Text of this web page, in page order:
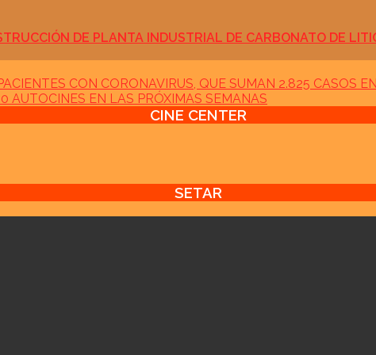
DE PLANTA INDUSTRIAL DE CARBONATO DE
CON CORONAVIRUS, QUE SUMAN 2.825 CASOS
AUTOCINES EN LAS PRÓXIMAS SEMANAS
CINE CENTER
SETAR